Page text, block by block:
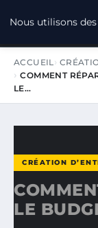
LPO
ACCUEIL
COMMENT
LE…
CRÉATION
LE
Nous utilisons